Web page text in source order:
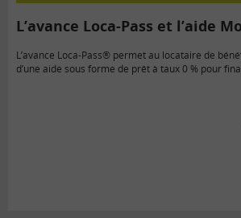
L’avance Loca-Pass et l’aide
L’avance Loca-Pass® permet au locataire de
d’une aide sous forme de prêt à taux 0 % pour